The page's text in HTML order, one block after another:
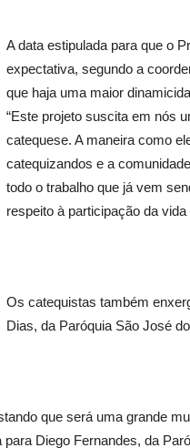
A data estipulada para que o
expectativa, segundo a
que haja uma maior
“Este projeto suscita em nós
catequese. A maneira como
catequizandos e a
todo o trabalho que já vem
respeito à participação da
Os catequistas também
Dias, da Paróquia São José
que será uma grande
Diego Fernandes, da